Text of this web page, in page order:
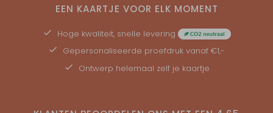
EEN KAARTJE VOOR ELK MOMENT
Hoge kwaliteit, snelle levering
Gepersonaliseerde proefdruk vanaf €1,-
Ontwerp helemaal zelf je kaartje